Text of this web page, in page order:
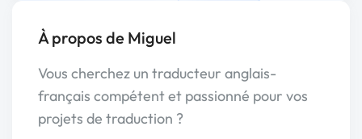
À propos de Miguel
Vous cherchez un traducteur anglais-
français compétent et passionné pour vos
projets de traduction ?